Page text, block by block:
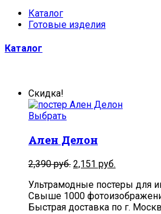
Каталог
Готовые изделия
Каталог
Скидка!
Выбрать
Ален Делон
2,390руб. 2,151 руб.
Ультрамодные постеры для
Свыше 1000
Быстрая доставка по г.